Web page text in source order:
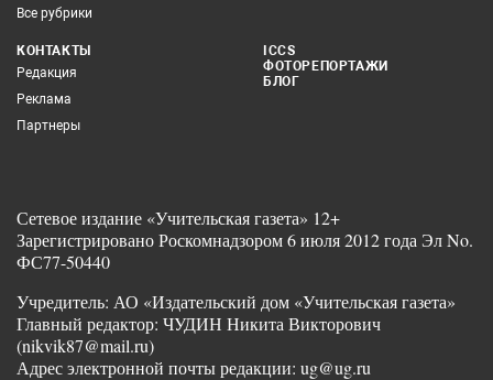
Все рубрики
КОНТАКТЫ
Редакция
Реклама
Партнеры
ICCS
ФОТОРЕПОРТАЖИ
БЛОГ
Сетевое издание «Учительская газета» 12+
Зарегистрировано Роскомнадзором 6 июля 2012 года Эл No.
ФС77-50440
Учредитель: АО «Издательский дом «Учительская газета»
Главный редактор: ЧУДИН Никита Викторович
(nikvik87@mail.ru)
Адрес электронной почты редакции: ug@ug.ru